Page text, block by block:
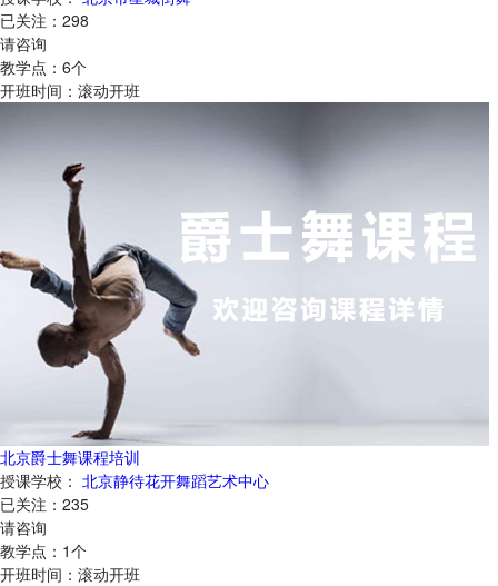
已关注： 298
请咨询
教学点： 6个
开班时间： 滚动开班
北京爵士舞课程培训
授课学校： 北京静待花开舞蹈艺术中心
已关注： 235
请咨询
教学点： 1个
开班时间： 滚动开班